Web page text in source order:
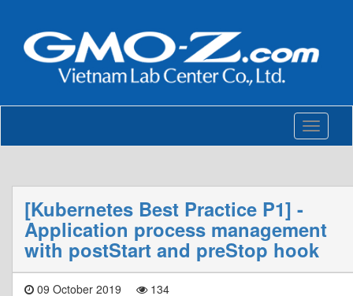
Toggle
[Kubernetes Best Practice P1] -
Application process management
with postStart and preStop hook
09 October 2019
134